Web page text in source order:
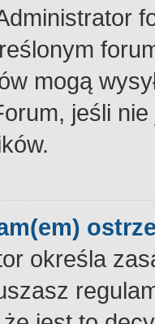
mogą
jeśli
określa